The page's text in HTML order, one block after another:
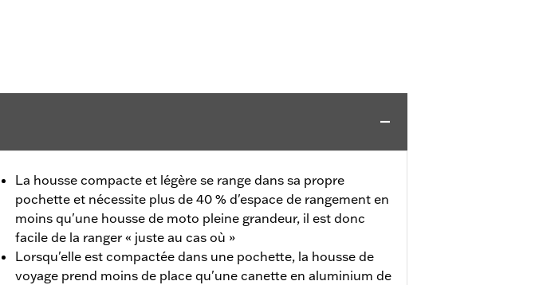
La housse compacte et légère se range dans sa propre
pochette et nécessite plus de 40 % d'espace de rangement en
moins qu'une housse de moto pleine grandeur, il est donc
facile de la ranger « juste au cas où »
Lorsqu'elle est compactée dans une pochette, la housse de
voyage prend moins de place qu'une canette en aluminium de